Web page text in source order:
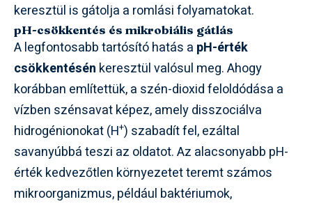
keresztül is gátolja a romlási folyamatokat.
pH-csökkentés és mikrobiális gátlás
A legfontosabb tartósító hatás a pH-érték
csökkentésén keresztül valósul meg. Ahogy
korábban említettük, a szén-dioxid feloldódása a
vízben szénsavat képez, amely disszociálva
hidrogénionokat (H+) szabadít fel, ezáltal
savanyúbbá teszi az oldatot. Az alacsonyabb pH-
érték kedvezőtlen környezetet teremt számos
mikroorganizmus, például baktériumok,